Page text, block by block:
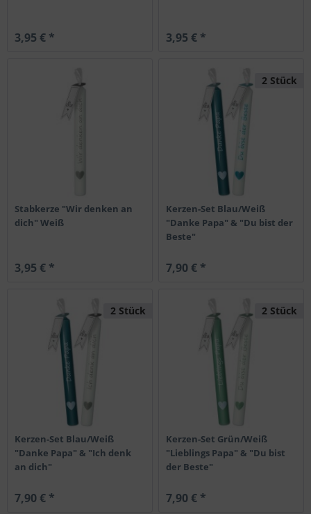
3,95 € * 3,95 € *
Stabkerze "Wir denken an
dich" Weiß
3,95 € *
2 Stück
Kerzen-Set Blau/Weiß
"Danke Papa" & "Du bist der
Beste"
7,90 € *
2 Stück
Kerzen-Set Blau/Weiß
"Danke Papa" & "Ich denk
an dich"
7,90 € *
2 Stück
Kerzen-Set Grün/Weiß
"Lieblings Papa" & "Du bist
der Beste"
7,90 € *